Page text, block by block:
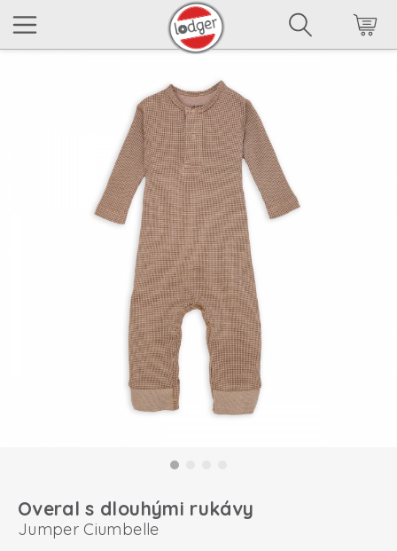
Overal s dlouhými rukávy
Jumper Ciumbelle